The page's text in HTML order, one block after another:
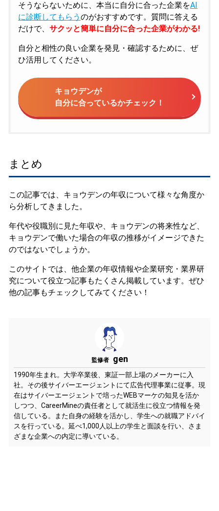
そうならないために、本当に自分に合った企業をAI
に診断してもらう のがおすすめです。質問に答える
だけで、 サクッと簡単に自分に合った企業がわかる!
自分と相性の良い企業を発見・確認するために、ぜ
ひ活用してください。
キョウデンが
自分に合っているかチェック！
まとめ
この記事では、キョウデンの年収について様々な角度か
ら分析してきました。
年代や役職別に見た年収や、キョウデンの将来性など、
キョウデンで働いた場合の年収の推移がイメージできた
のではないでしょうか。
このサイトでは、他企業の年収情報や企業研究・業界研
究について役立つ記事もたくさん掲載しています。ぜひ
他の記事もチェックしてみてください！
監修者 gen
1990年生まれ。大学卒業後、東証一部上場のメーカーに入
社。その後サイバーエージェントにて広告代理事業に従事。現
在はサイバーエージェントで培ったWEBマーケの知見を活か
しつつ、CareerMineの責任者として就活生に役立つ情報を発
信している。また自身の経験を活かし、学生への就職アドバイ
スを行っている。延べ1,000人以上の学生と面談を行い、さま
ざまな企業への内定に導いている。